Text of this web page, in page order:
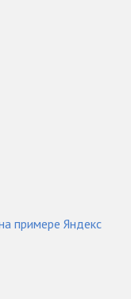
примере Яндекс